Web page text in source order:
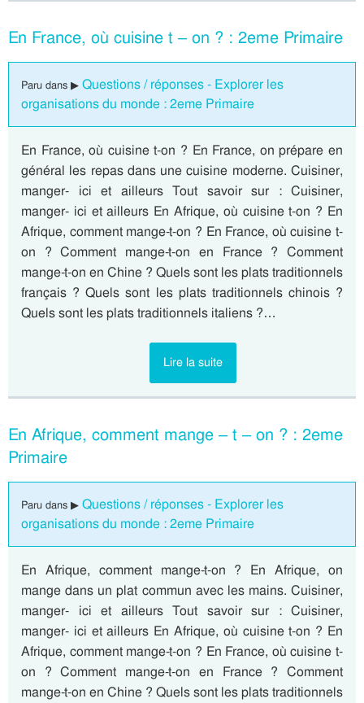
En France, où cuisine t – on ? : 2eme Primaire
Paru dans ▶ Questions / réponses - Explorer les
organisations du monde : 2eme Primaire
En France, où cuisine t-on ? En France, on prépare en
général les repas dans une cuisine moderne. Cuisiner,
manger- ici et ailleurs Tout savoir sur : Cuisiner,
manger- ici et ailleurs En Afrique, où cuisine t-on ? En
Afrique, comment mange-t-on ? En France, où cuisine t-
on ? Comment mange-t-on en France ? Comment
mange-t-on en Chine ? Quels sont les plats traditionnels
français ? Quels sont les plats traditionnels chinois ?
Quels sont les plats traditionnels italiens ?…
Lire la suite
En Afrique, comment mange – t – on ? : 2eme
Primaire
Paru dans ▶ Questions / réponses - Explorer les
organisations du monde : 2eme Primaire
En Afrique, comment mange-t-on ? En Afrique, on
mange dans un plat commun avec les mains. Cuisiner,
manger- ici et ailleurs Tout savoir sur : Cuisiner,
manger- ici et ailleurs En Afrique, où cuisine t-on ? En
Afrique, comment mange-t-on ? En France, où cuisine t-
on ? Comment mange-t-on en France ? Comment
mange-t-on en Chine ? Quels sont les plats traditionnels